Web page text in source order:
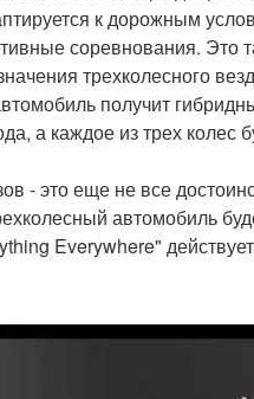
к дорожным
соревнования. Это
трехколесного
получит
а каждое из трех
- это еще не все
автомобиль
Everywhere"